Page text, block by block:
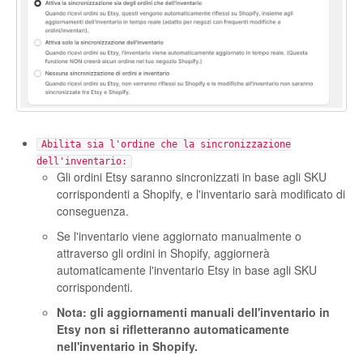
Etsy Integration
Etsy Integration - Italian
Etsy Integration - French
Etsy Integration - Deutsch
Etsy Integration - Spanish
Etsy Integration - Dutch
Page Wise Docs - Dutch
Page Wise Docs - French
Page Wise Docs - Deutsch
Abilita sia l'ordine che la sincronizzazione
dell'inventario:
Gli ordini Etsy saranno sincronizzati in base agli SKU
corrispondenti a Shopify, e l'inventario sarà modificato di
conseguenza.
Se l'inventario viene aggiornato manualmente o
attraverso gli ordini in Shopify, aggiornerà
automaticamente l'inventario Etsy in base agli SKU
corrispondenti.
Nota: gli aggiornamenti manuali dell'inventario in
Etsy non si rifletteranno automaticamente
nell'inventario in Shopify.